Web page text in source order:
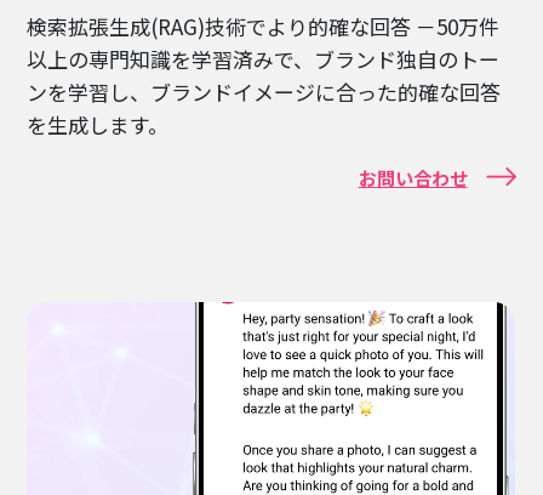
検索拡張生成(RAG)技術でより的確な回答 －50万件
以上の専門知識を学習済みで、ブランド独自のトー
ンを学習し、ブランドイメージに合った的確な回答
を生成します。
お問い合わせ